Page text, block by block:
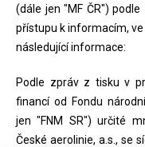
(dále jen "MF ČR")
přístupu k informacím,
následující informace:
Podle zpráv z tisku v
financí od Fondu
jen "FNM SR") určité
České aerolinie, a.s., se